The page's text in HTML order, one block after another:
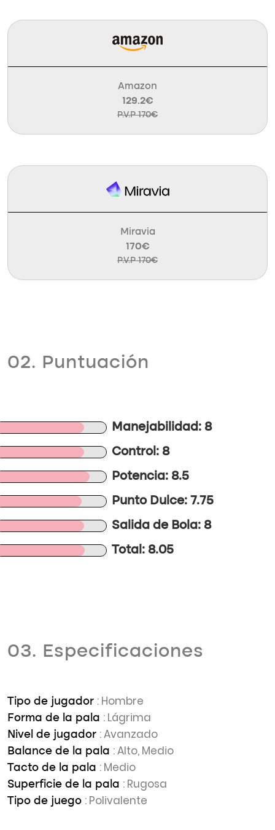
Amazon
129.2€
P.V.P 170€
Miravia
170€
P.V.P 170€
02. Puntuación
Manejabilidad: 8
Control: 8
Potencia: 8.5
Punto Dulce: 7.75
Salida de Bola: 8
Total: 8.05
03. Especificaciones
Tipo de jugador : Hombre
Forma de la pala : Lágrima
Nivel de jugador : Avanzado
Balance de la pala : Alto, Medio
Tacto de la pala : Medio
Superficie de la pala : Rugosa
Tipo de juego : Polivalente